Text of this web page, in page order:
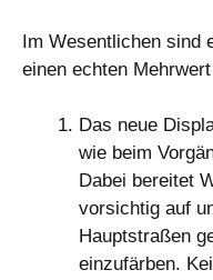
Im Wesentlichen sind
einen echten
Das neue
wie beim
Dabei bereitet
vorsichtig auf
Hauptstraßen
einzufärben.